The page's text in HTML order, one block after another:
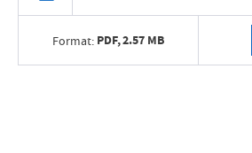
Format: PDF,2.57 MB